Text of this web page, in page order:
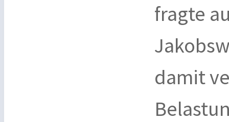
fragte
damit